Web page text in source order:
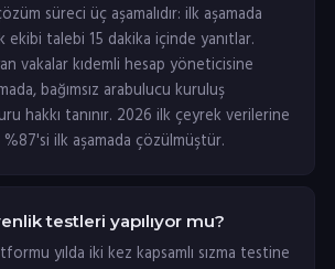
süreci üç aşamalıdır: ilk aşamada
ekibi talebi 15 dakika içinde yanıtlar.
vakalar kıdemli hesap yöneticisine
bağımsız arabulucu kuruluş
hakkı tanınır. 2026 ilk çeyrek verilerine
ilk aşamada çözülmüştür.
testleri yapılıyor mu?
yılda iki kez kapsamlı sızma testine